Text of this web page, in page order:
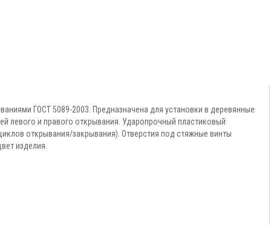
ГОСТ 5089-2003. Предназначена для установки в деревянные
левого и правого открывания. Ударопрочный пластиковый
открывания/закрывания). Отверстия под стяжные винты
изделия